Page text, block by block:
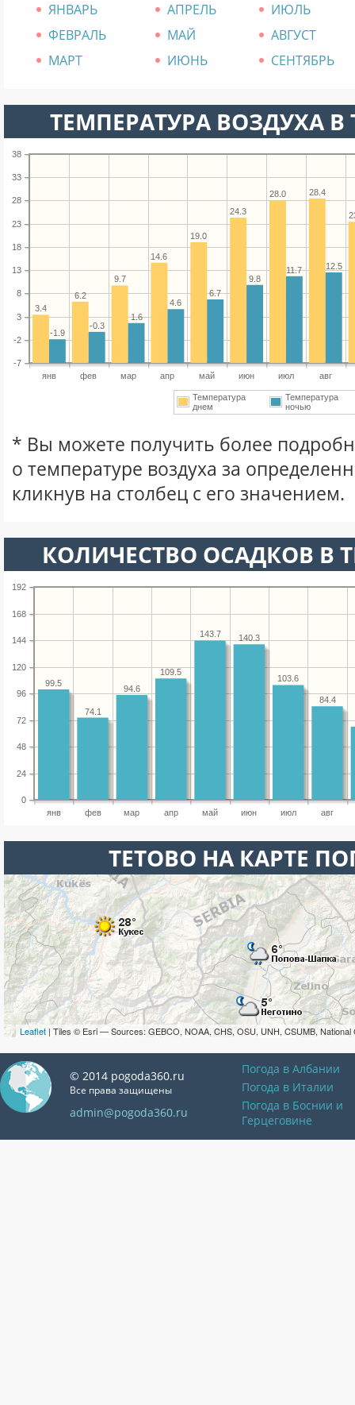
ЯНВАРЬ АПРЕЛЬ
ИЮЛЬ
ФЕВРАЛЬ
МАЙ
АВГУСТ
МАРТ
ИЮНЬ СЕНТЯБРЬ
ТЕМПЕРАТУРА ВОЗДУХА В
янв фев мар апр май июн июл авг
-7
-2
3
8
13
18
23
28
33
38
28.4
28.0
24.3
19.0
14.6
9.7
6.2
3.4
12.5
11.7
9.8
6.7
4.6
1.6
-0.3
-1.9
Температура
днем
Температура
ночью
* Вы можете получить более
о температуре воздуха за
кликнув на столбец с его значением.
КОЛИЧЕСТВО ОСАДКОВ В
янв фев мар апр май июн июл авг
0
24
48
72
96
120
144
168
192
84.4
103.6
140.3
143.7
109.5
94.6
74.1
99.5
ТЕТОВО НА КАРТЕ
Leaflet | Tiles © Esri — Sources: GEBCO, NOAA, CHS, OSU, UNH, CSUMB, National
© 2014 pogoda360.ru
Все права защищены
admin@pogoda360.ru
Погода в Албании
Погода в Италии
Погода в Боснии и
Герцеговине